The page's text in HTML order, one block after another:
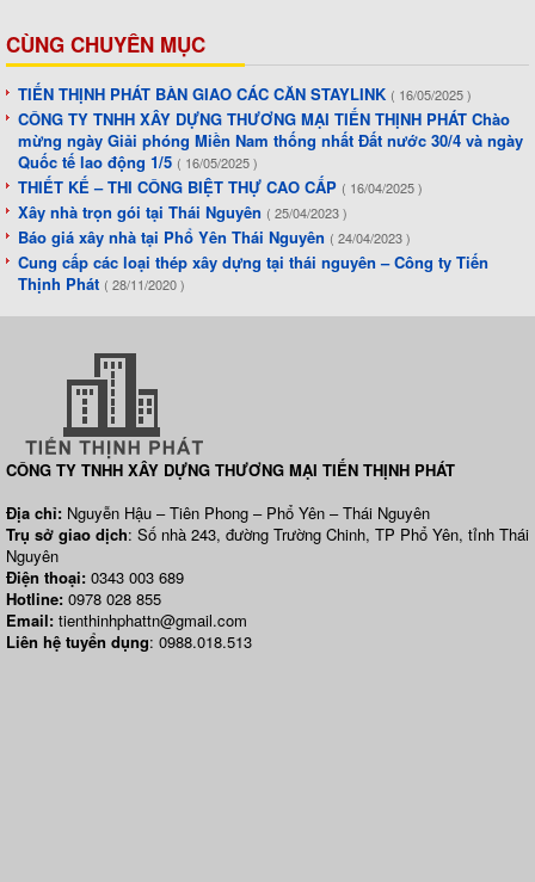
CÙNG CHUYÊN MỤC
TIẾN THỊNH PHÁT BÀN GIAO CÁC CĂN STAYLINK ( 16/05/2025 )
CÔNG TY TNHH XÂY DỰNG THƯƠNG MẠI TIẾN THỊNH PHÁT Chào
mừng ngày Giải phóng Miền Nam thống nhất Đất nước 30/4 và ngày
Quốc tế lao động 1/5 ( 16/05/2025 )
THIẾT KẾ – THI CÔNG BIỆT THỰ CAO CẤP ( 16/04/2025 )
Xây nhà trọn gói tại Thái Nguyên ( 25/04/2023 )
Báo giá xây nhà tại Phổ Yên Thái Nguyên ( 24/04/2023 )
Cung cấp các loại thép xây dựng tại thái nguyên – Công ty Tiến
Thịnh Phát ( 28/11/2020 )
CÔNG TY TNHH XÂY DỰNG THƯƠNG MẠI TIẾN THỊNH PHÁT
Địa chỉ: Nguyễn Hậu – Tiên Phong – Phổ Yên – Thái Nguyên
Trụ sở giao dịch: Số nhà 243, đường Trường Chinh, TP Phổ Yên, tỉnh Thái
Nguyên
Điện thoại: 0343 003 689
Hotline: 0978 028 855
Email: tienthinhphattn@gmail.com
Liên hệ tuyển dụng: 0988.018.513